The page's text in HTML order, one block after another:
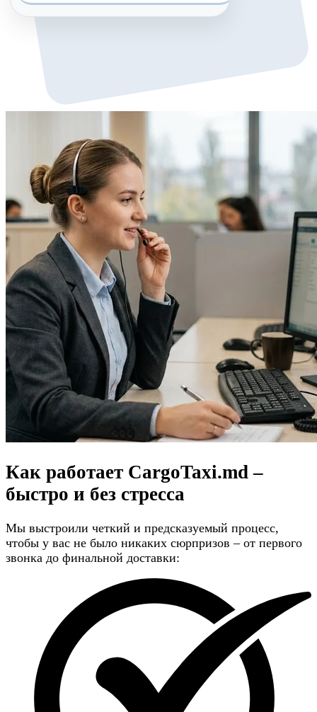
Как работает CargoTaxi.md –
быстро и без стресса
Мы выстроили четкий и предсказуемый процесс,
чтобы у вас не было никаких сюрпризов – от первого
звонка до финальной доставки: